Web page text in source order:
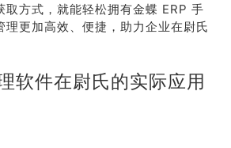
取方式，就能轻松拥有金蝶 ERP 手
理更加高效、便捷，助力企业在尉氏
软件在尉氏的实际应用